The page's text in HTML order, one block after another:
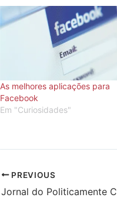
As melhores aplicações para
Facebook
Em "Curiosidades"
PREVIOUS
Jornal do Politicamente